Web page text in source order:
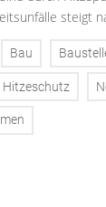
steigt
Bau
Hitzeschutz